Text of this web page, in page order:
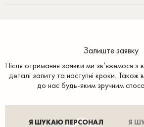
Залиште заявку
Після отримання заявки ми зв’яжемося
деталі запиту та наступні кроки. Також
до нас будь-яким зручним
Я ШУКАЮ ПЕРСОНАЛ Я